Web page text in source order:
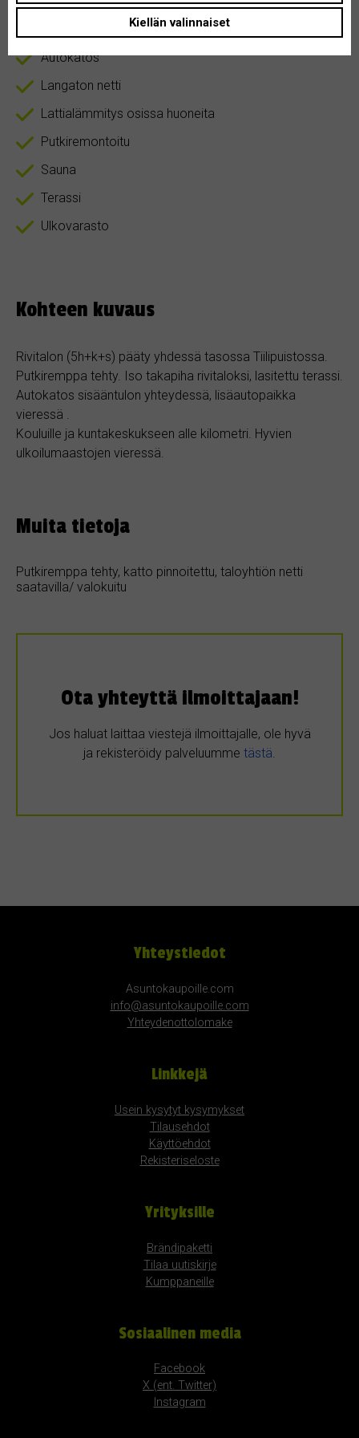
Autokatos
Langaton netti
Lattialämmitys osissa huoneita
Putkiremontoitu
Sauna
Terassi
Ulkovarasto
Kohteen kuvaus
Rivitalon (5h+k+s) pääty yhdessä tasossa Tiilipuistossa.
Putkiremppa tehty. Iso takapiha rivitaloksi, lasitettu terassi.
Autokatos sisääntulon yhteydessä, lisäautopaikka
vieressä .
Kouluille ja kuntakeskukseen alle kilometri. Hyvien
ulkoilumaastojen vieressä.
Muita tietoja
Putkiremppa tehty, katto pinnoitettu, taloyhtiön netti
saatavilla/ valokuitu
Ota yhteyttä ilmoittajaan!
Jos haluat laittaa viestejä ilmoittajalle, ole hyvä
ja rekisteröidy palveluumme tästä.
Yhteystiedot
Asuntokaupoille.com
info@asuntokaupoille.com
Yhteydenottolomake
Linkkejä
Usein kysytyt kysymykset
Tilausehdot
Käyttöehdot
Rekisteriseloste
Yrityksille
Brändipaketti
Tilaa uutiskirje
Kumppaneille
Sosiaalinen media
Facebook
X (ent. Twitter)
Instagram
Kiellän valinnaiset